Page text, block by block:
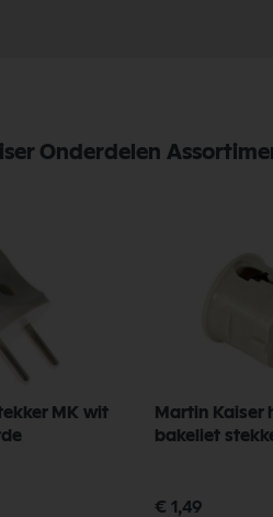
Onderdelen
MK wit
Martin Kaiser
bakeliet
€ 1,49